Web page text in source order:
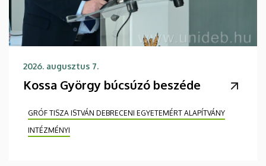
2026. augusztus 7.
Kossa György búcsúzó beszéde
GRÓF TISZA ISTVÁN DEBRECENI EGYETEMÉRT ALAPÍTVÁNY
INTÉZMÉNYI